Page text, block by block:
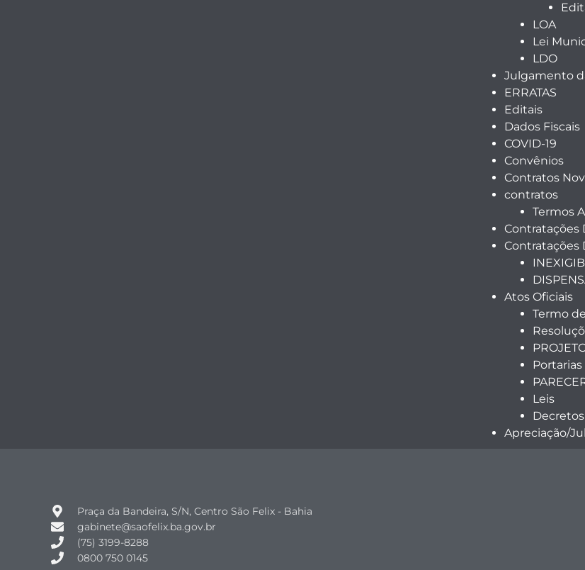
LOA
Lei
LDO
Julgamento
ERRATAS
Editais
Dados Fiscais
COVID-19
Convênios
Contratos
contratos
Termos
Contratações
Contratações
Atos Oficiais
Termo
Portarias
Leis
Decretos
Apreciação/
Praça da Bandeira, S/N, Centro São Felix - Bahia
gabinete@saofelix.ba.gov.br
(75) 3199-8288
0800 750 0145